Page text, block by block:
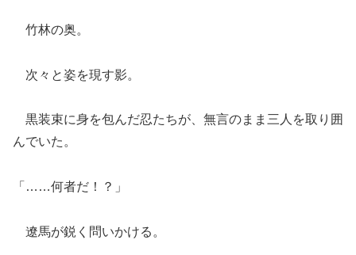
竹林の奥。
次々と姿を現す影。
黒装束に身を包んだ忍たちが、無言のまま三人を取り囲
んでいた。
「……何者だ！？」
遼馬が鋭く問いかける。